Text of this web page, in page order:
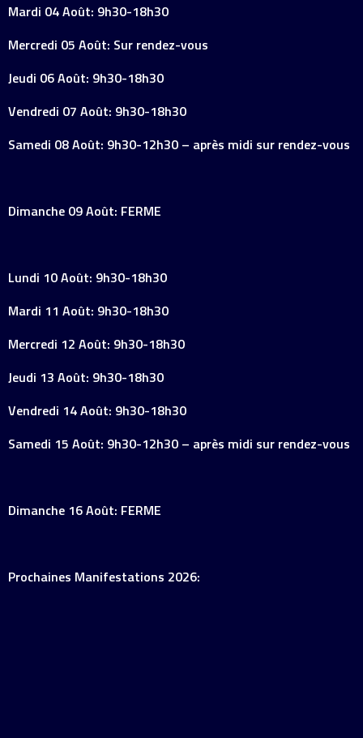
Mardi 04 Août: 9h30-18h30
Mercredi 05 Août: Sur rendez-vous
Jeudi 06 Août: 9h30-18h30
Vendredi 07 Août: 9h30-18h30
Samedi 08 Août: 9h30-12h30 – après midi sur rendez-vous
Dimanche 09 Août: FERME
Lundi 10 Août: 9h30-18h30
Mardi 11 Août: 9h30-18h30
Mercredi 12 Août: 9h30-18h30
Jeudi 13 Août: 9h30-18h30
Vendredi 14 Août: 9h30-18h30
Samedi 15 Août: 9h30-12h30 – après midi sur rendez-vous
Dimanche 16 Août: FERME
Prochaines Manifestations 2026: